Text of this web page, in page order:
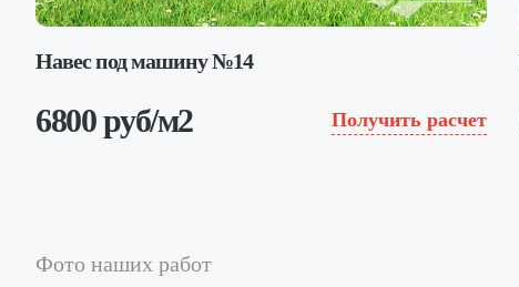
Навес под машину №14
6800 руб/м2 Получить расчет
Фото наших работ